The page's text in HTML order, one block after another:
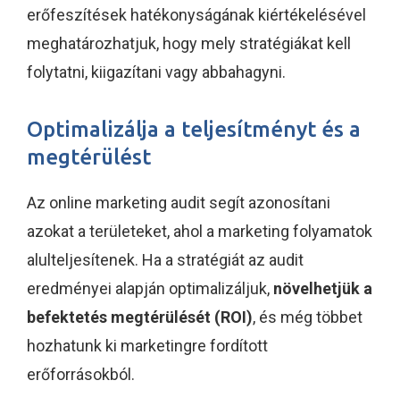
erőfeszítések hatékonyságának kiértékelésével
meghatározhatjuk, hogy mely stratégiákat kell
folytatni, kiigazítani vagy abbahagyni.
Optimalizálja a teljesítményt és a
megtérülést
Az online marketing audit segít azonosítani
azokat a területeket, ahol a marketing folyamatok
alulteljesítenek. Ha a stratégiát az audit
eredményei alapján optimalizáljuk, növelhetjük a
befektetés megtérülését (ROI), és még többet
hozhatunk ki marketingre fordított
erőforrásokból.